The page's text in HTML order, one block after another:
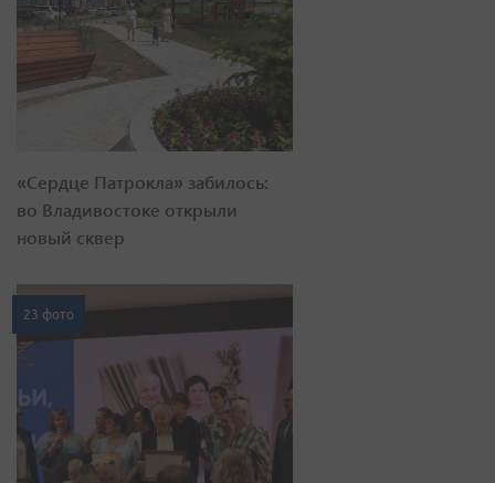
«Сердце Патрокла» забилось:
во Владивостоке открыли
новый сквер
23 фото